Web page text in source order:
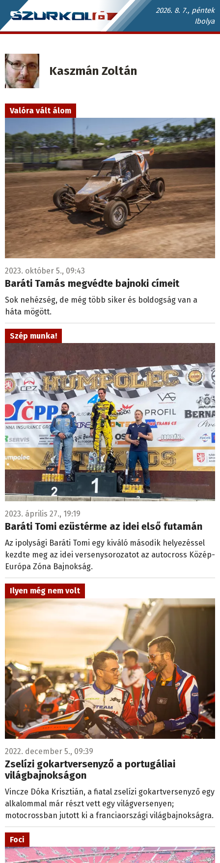
Ugrás
a
2026. 8. 7., péntek
Ibolya
Szurkoló.sk
navigáció
Kaszmán Zoltán
Valóra vált álom
2023. október 5., 09:43
Baráti Tamás megvédte bajnoki címeit
Sok nehézség, de még több siker és boldogság van a
háta mögött.
Szép munka!
2023. április 27., 19:19
Baráti Tomi ezüstérme az idei első futamán
Az ipolysági Baráti Tomi egy kiváló második helyezéssel
kezdte meg az idei versenysorozatot az autocross Közép-
Európa Zóna Bajnokság.
Ilyen még nem volt
2022. december 5., 09:39
Zselízi gokartversenyző a portugáliai
világbajnokságon
Vincze Dóka Krisztián, a fiatal zselízi gokartversenyző egy
alkalommal már részt vett egy világversenyen;
motocrossban jutott ki a franciaországi világbajnokságra.
Foci